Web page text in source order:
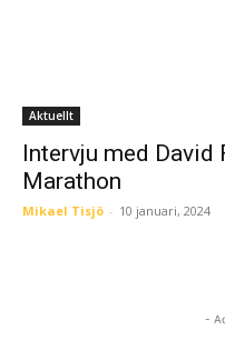
Aktuellt
Intervju med
Marathon
Mikael Tisjö - 10 januari, 2024
-